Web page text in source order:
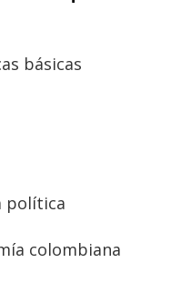
básicas
política
colombiana